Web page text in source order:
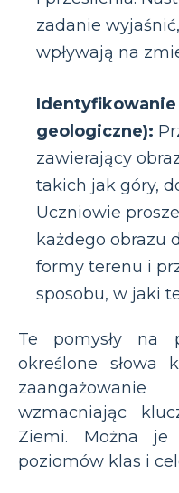
zadanie
wpływają na
geologiczne):
zawierający
takich jak góry,
Uczniowie
każdego obrazu
formy terenu i
sposobu, w jaki
Te pomysły na
określone
zaangażowanie
wzmacniając
Ziemi. Można je
poziomów klas i